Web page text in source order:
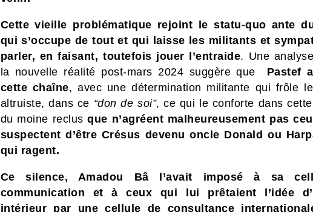
Cette vieille problématique rejoint le statu-quo ante
qui s’occupe de tout et qui laisse les militants et
parler, en faisant, toutefois jouer l’entraide. Une
la nouvelle réalité post-mars 2024 suggère que Pastef
cette chaîne, avec une détermination militante qui frôle
altruiste, dans ce “don de soi”, ce qui le conforte dans
du moine reclusque n’agréent malheureusement pas
suspectent d’être Crésus devenu oncle Donald ou
qui ragent.
Ce silence, Amadou Bâ l’avait imposé à sa
communication et à ceux qui lui prêtaient l’idée
intérieur par une cellule de consultance